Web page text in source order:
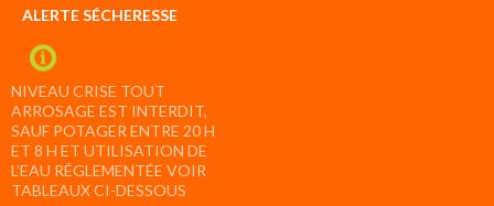
ALERTE SÉCHERESSE
NIVEAU CRISE TOUT
ARROSAGE EST INTERDIT,
SAUF POTAGER ENTRE 20 H
ET 8 H ET UTILISATION DE
L’EAU RÉGLEMENTÉE VOIR
TABLEAUX CI-DESSOUS